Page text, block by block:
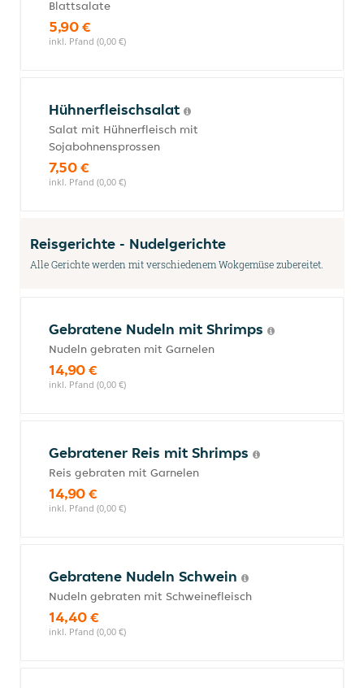
Blattsalate
5,90 €
inkl. Pfand (0,00 €)
Hühnerfleischsalat
Salat mit Hühnerfleisch mit
Sojabohnensprossen
7,50 €
inkl. Pfand (0,00 €)
Reisgerichte - Nudelgerichte
Alle Gerichte werden mit verschiedenem Wokgemüse zubereitet.
Gebratene Nudeln mit Shrimps
Nudeln gebraten mit Garnelen
14,90 €
inkl. Pfand (0,00 €)
Gebratener Reis mit Shrimps
Reis gebraten mit Garnelen
14,90 €
inkl. Pfand (0,00 €)
Gebratene Nudeln Schwein
Nudeln gebraten mit Schweinefleisch
14,40 €
inkl. Pfand (0,00 €)